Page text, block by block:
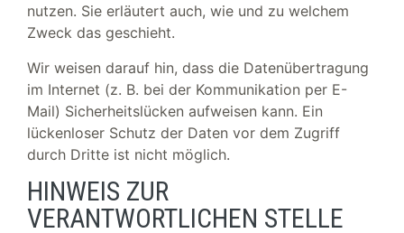
nutzen. Sie erläutert auch, wie und zu welchem
Zweck das geschieht.
Wir weisen darauf hin, dass die Datenübertragung
im Internet (z. B. bei der Kommunikation per E-
Mail) Sicherheitslücken aufweisen kann. Ein
lückenloser Schutz der Daten vor dem Zugriff
durch Dritte ist nicht möglich.
HINWEIS ZUR
VERANTWORTLICHEN STELLE